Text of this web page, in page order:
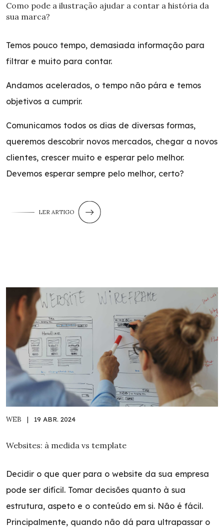
Como pode a ilustração ajudar a contar a história da
sua marca?
Temos pouco tempo, demasiada informação para
filtrar e muito para contar.
Andamos acelerados, o tempo não pára e temos
objetivos a cumprir.
Comunicamos todos os dias de diversas formas,
queremos descobrir novos mercados, chegar a novos
clientes, crescer muito e esperar pelo melhor.
Devemos esperar sempre pelo melhor, certo?
LER ARTIGO
WEB | 19 ABR. 2024
Websites: à medida vs template
Decidir o que quer para o website da sua empresa
pode ser difícil. Tomar decisões quanto à sua
estrutura, aspeto e o conteúdo em si. Não é fácil.
Principalmente, quando não dá para ultrapassar o